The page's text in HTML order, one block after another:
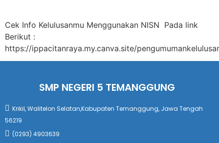
Cek Info Kelulusanmu Menggunakan NISN Pada link
Berikut :
https://ippacitanraya.my.canva.site/
SMP NEGERI 5 TEMANGGUNG
Krikil, Walitelon Selatan,Kabupaten Temanggung, Jawa Tengah
56219
(0293) 4903639